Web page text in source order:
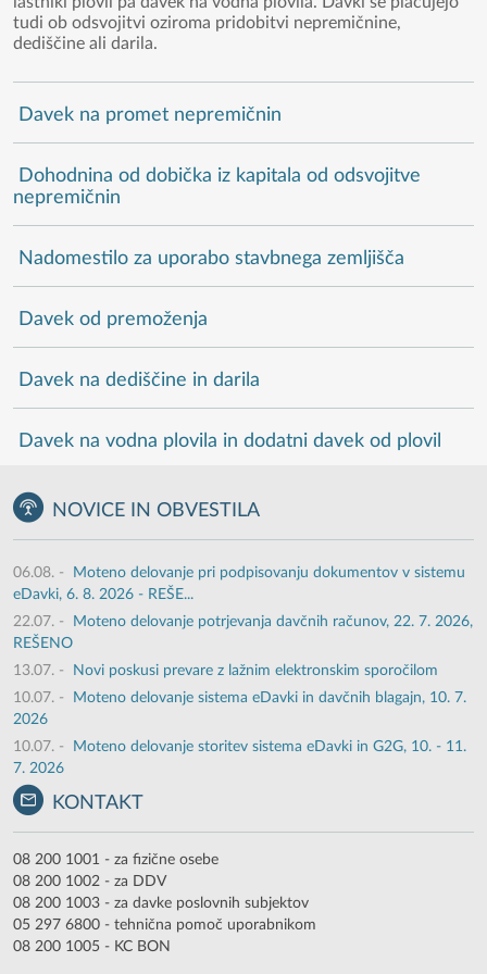
tudi ob odsvojitvi oziroma pridobitvi nepremičnine,
dediščine ali darila.
Davek na promet nepremičnin
Dohodnina od dobička iz kapitala od odsvojitve
nepremičnin
Nadomestilo za uporabo stavbnega zemljišča
Davek od premoženja
Davek na dediščine in darila
Davek na vodna plovila in dodatni davek od plovil
NOVICE IN OBVESTILA
06.08. -
Moteno delovanje pri podpisovanju dokumentov v sistemu
eDavki, 6. 8. 2026 - REŠE...
22.07. -
Moteno delovanje potrjevanja davčnih računov, 22. 7. 2026,
REŠENO
13.07. -
Novi poskusi prevare z lažnim elektronskim sporočilom
10.07. -
Moteno delovanje sistema eDavki in davčnih blagajn, 10. 7.
2026
10.07. -
Moteno delovanje storitev sistema eDavki in G2G, 10. - 11.
7. 2026
KONTAKT
08 200 1001 - za fizične osebe
08 200 1002 - za DDV
08 200 1003 - za davke poslovnih subjektov
05 297 6800 - tehnična pomoč uporabnikom
08 200 1005 - KC BON